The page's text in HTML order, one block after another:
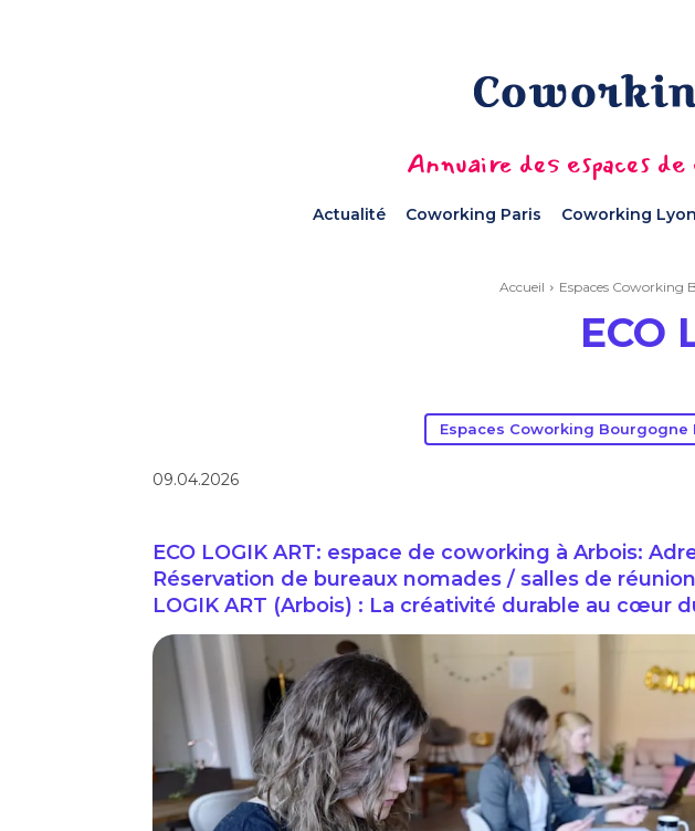
Annuaire des espaces
Actualité Coworking Paris Coworking Lyon
Accueil Espaces Coworking
ECO
Espaces Coworking Bourgogne
09.04.2026
ECO LOGIK ART: espace de coworking à Arbois:
Réservation de bureaux nomades / salles de
LOGIK ART (Arbois) : La créativité durable au cœur